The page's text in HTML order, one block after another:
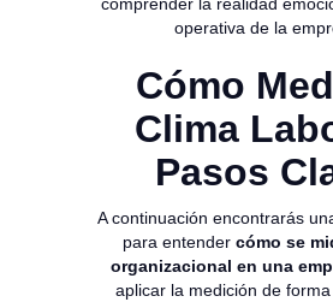
operativa de la
Cómo
Clima
Pasos
A continuación encontrarás
para entender cómo se
organizacional en una
aplicar la medición de forma